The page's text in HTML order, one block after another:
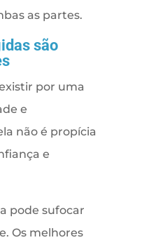
as partes.
são
por uma
e
não é propícia
e
pode sufocar
Os melhores